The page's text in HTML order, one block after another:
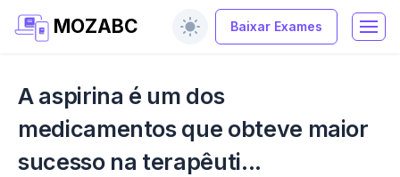
MOZABC Baixar Exames
A aspirina é um dos
medicamentos que obteve maior
sucesso na terapêuti...